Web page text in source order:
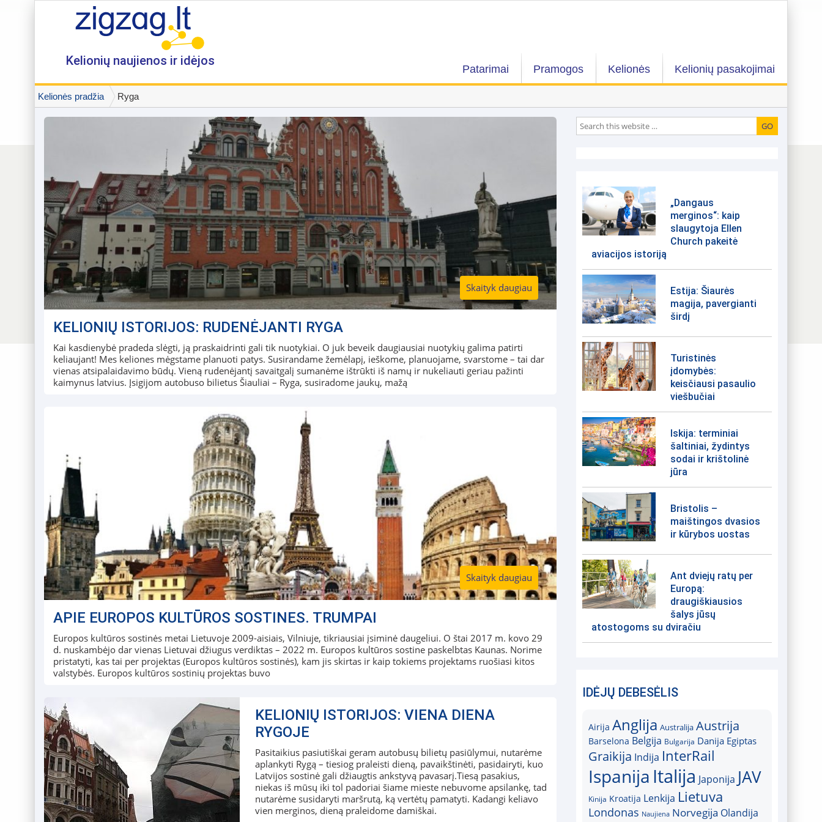
Kelionių naujienos ir idėjos
Patarimai Pramogos Kelionės Kelionių pasakojimai
Kelionės pradžia Ryga
KELIONIŲ ISTORIJOS: RUDENĖJANTI RYGA
Kai kasdienybė pradeda slėgti, ją praskaidrinti gali tik nuotykiai. O juk beveik daugiausiai nuotykių galima patirti
keliaujant! Mes keliones mėgstame planuoti patys. Susirandame žemėlapį, ieškome, planuojame, svarstome – tai dar
vienas atsipalaidavimo būdų. Vieną rudenėjantį savaitgalį sumanėme ištrūkti iš namų ir nukeliauti geriau pažinti
kaimynus latvius. Įsigijom autobuso bilietus Šiauliai – Ryga, susiradome jaukų, mažą
Skaityk daugiau
APIE EUROPOS KULTŪROS SOSTINES. TRUMPAI
Europos kultūros sostinės metai Lietuvoje 2009-aisiais, Vilniuje, tikriausiai įsiminė daugeliui. O štai 2017 m. kovo 29
d. nuskambėjo dar vienas Lietuvai džiugus verdiktas – 2022 m. Europos kultūros sostine paskelbtas Kaunas. Norime
pristatyti, kas tai per projektas (Europos kultūros sostinės), kam jis skirtas ir kaip tokiems projektams ruošiasi kitos
valstybės. Europos kultūros sostinių projektas buvo
Skaityk daugiau
KELIONIŲ ISTORIJOS: VIENA DIENA
RYGOJE
Pasitaikius pasiutiškai geram autobusų bilietų pasiūlymui, nutarėme
aplankyti Rygą – tiesiog praleisti dieną, pavaikštinėti, pasidairyti, kuo
Latvijos sostinė gali džiaugtis ankstyvą pavasarį.Tiesą pasakius,
niekas iš mūsų iki tol padoriai šiame mieste nebuvome apsilankę, tad
nutarėme susidaryti maršrutą, ką vertėtų pamatyti. Kadangi keliavo
vien merginos, dieną praleidome damiškai.
„Dangaus
merginos“: kaip
slaugytoja Ellen
Church pakeitė
aviacijos istoriją
Estija: Šiaurės
magija, pavergianti
širdį
Turistinės
įdomybės:
keisčiausi pasaulio
viešbučiai
Iskija: terminiai
šaltiniai, žydintys
sodai ir krištolinė
jūra
Bristolis –
maištingos dvasios
ir kūrybos uostas
Ant dviejų ratų per
Europą:
draugiškiausios
šalys jūsų
atostogoms su dviračiu
IDĖJŲ DEBESĖLIS
Airija Anglija Australija Austrija
Barselona Belgija Bulgarija Danija Egiptas
Graikija Indija InterRail
Ispanija Italija Japonija JAV
Kinija Kroatija Lenkija Lietuva
Londonas Naujiena Norvegija Olandija